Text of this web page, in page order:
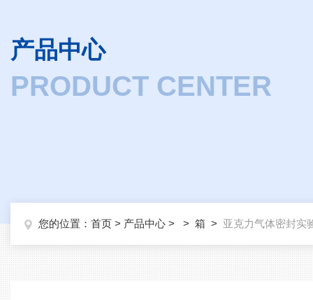
产品中心
PRODUCT CENTER
您的位置： 首页 > 产品中心 > > 箱 > 亚克力气体密封实